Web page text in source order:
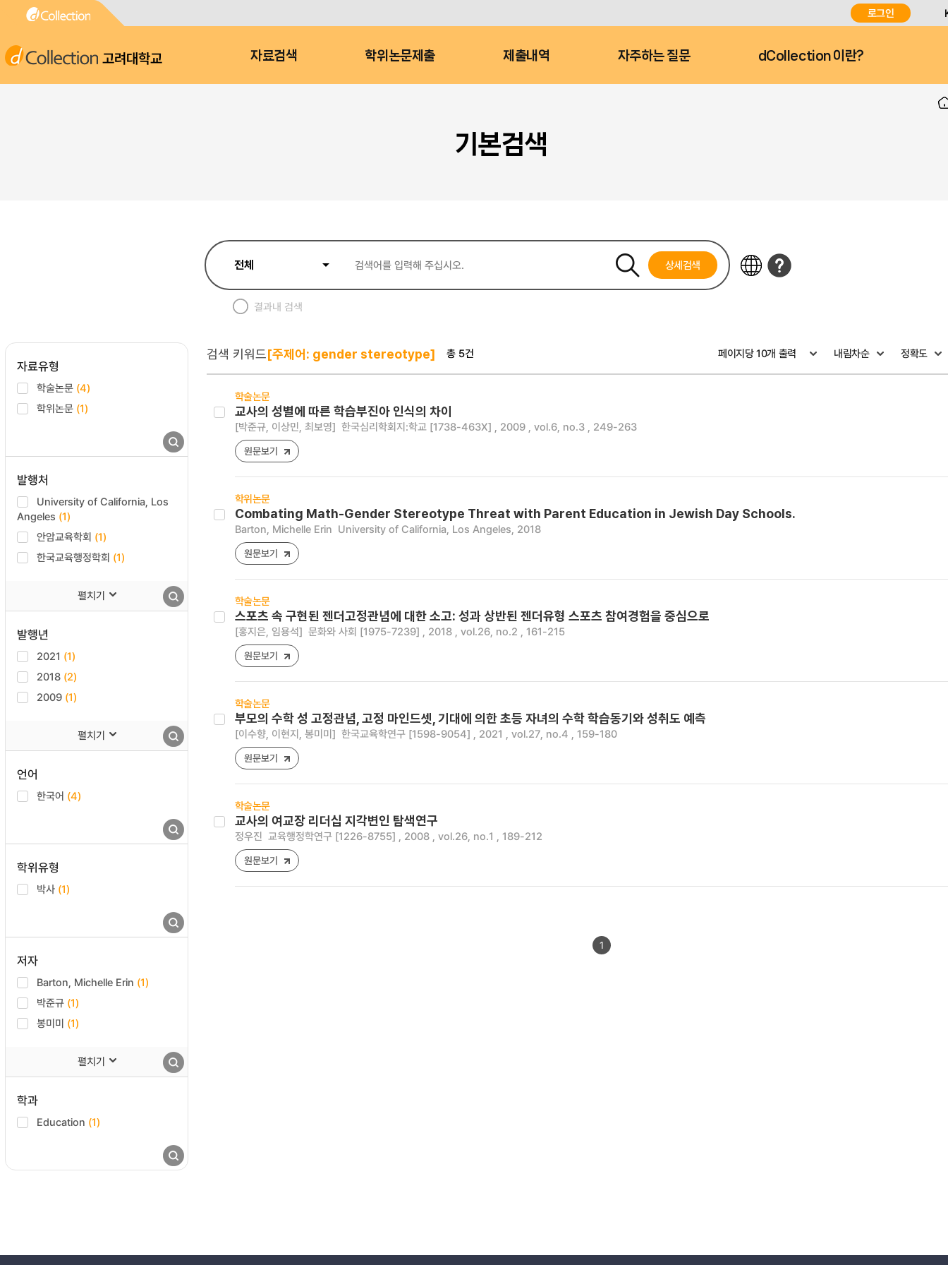
로그인
고려대학교 자료검색 학위논문제출 제출내역 자주하는 질문 dCollection 이란?
기본검색
상세검색
결과내 검색
자료유형
학술논문 (4)
학위논문 (1)
발행처
University of California, Los
Angeles (1)
안암교육학회 (1)
한국교육행정학회 (1)
펼치기
발행년
2021 (1)
2018 (2)
2009 (1)
펼치기
언어
한국어 (4)
학위유형
박사 (1)
저자
Barton, Michelle Erin (1)
박준규 (1)
봉미미 (1)
펼치기
학과
Education (1)
검색 키워드[주제어: gender stereotype] 총 5건
학술논문
교사의 성별에 따른 학습부진아 인식의 차이
[박준규, 이상민, 최보영] 한국심리학회지:학교 [1738-463X] , 2009 , vol.6, no.3 , 249-263
원문보기
학위논문
Combating Math-Gender Stereotype Threat with Parent Education in Jewish Day Schools.
Barton, Michelle Erin University of California, Los Angeles, 2018
원문보기
학술논문
스포츠 속 구현된 젠더고정관념에 대한 소고: 성과 상반된 젠더유형 스포츠 참여경험을 중심으로
[홍지은, 임용석] 문화와 사회 [1975-7239] , 2018 , vol.26, no.2 , 161-215
원문보기
학술논문
부모의 수학 성 고정관념, 고정 마인드셋, 기대에 의한 초등 자녀의 수학 학습동기와 성취도 예측
[이수향, 이현지, 봉미미] 한국교육학연구 [1598-9054] , 2021 , vol.27, no.4 , 159-180
원문보기
학술논문
교사의 여교장 리더십 지각변인 탐색연구
정우진 교육행정학연구 [1226-8755] , 2008 , vol.26, no.1 , 189-212
원문보기
1